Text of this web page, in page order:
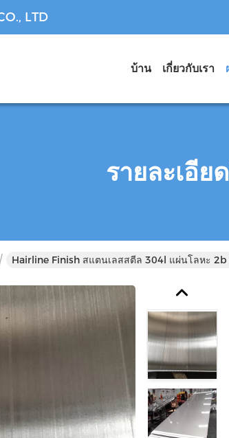
LTD
บ้าน เกี่ยวกับเรา
รายละเอีย
Hairline Finish สแตนเลสสตีล 304l แผ่นโลหะ